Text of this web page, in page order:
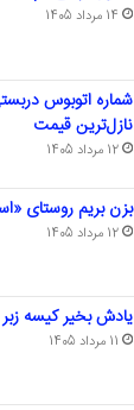
14 مرداد 1405
نازل‌ترین قیمت
12 مرداد 1405
بزن بریم روستای
12 مرداد 1405
یادش بخیر کیسه‌
11 مرداد 1405